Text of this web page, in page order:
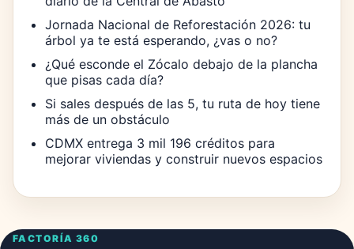
Jornada Nacional de Reforestación 2026: tu
árbol ya te está esperando, ¿vas o no?
¿Qué esconde el Zócalo debajo de la plancha
que pisas cada día?
Si sales después de las 5, tu ruta de hoy tiene
más de un obstáculo
CDMX entrega 3 mil 196 créditos para
mejorar viviendas y construir nuevos espacios
FACTORÍA 360